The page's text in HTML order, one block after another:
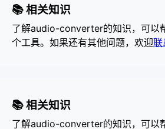
📚 相关知识
了解audio-converter的知识，可以
个工具。如果还有其他问题，欢迎联
📚 相关知识
了解audio-converter的知识，可以